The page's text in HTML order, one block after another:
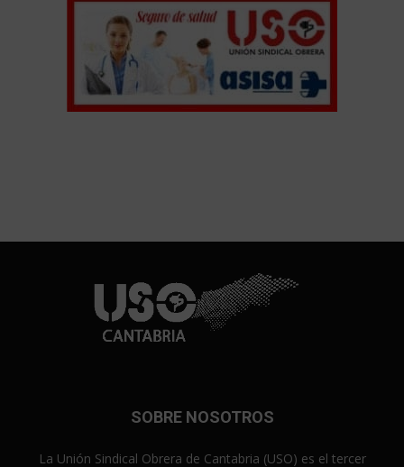
SOBRE NOSOTROS
La Unión Sindical Obrera de Cantabria (USO) es el tercer